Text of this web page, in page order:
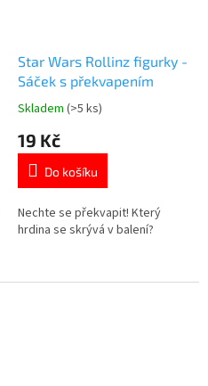
Star Wars Rollinz figurky -
Sáček s překvapením
Průměrné
produktu
4,7
5
hvězdiček.
Skladem (>5 ks)
19 Kč
Do košíku
Nechte se překvapit! Který
hrdina se skrývá v balení?